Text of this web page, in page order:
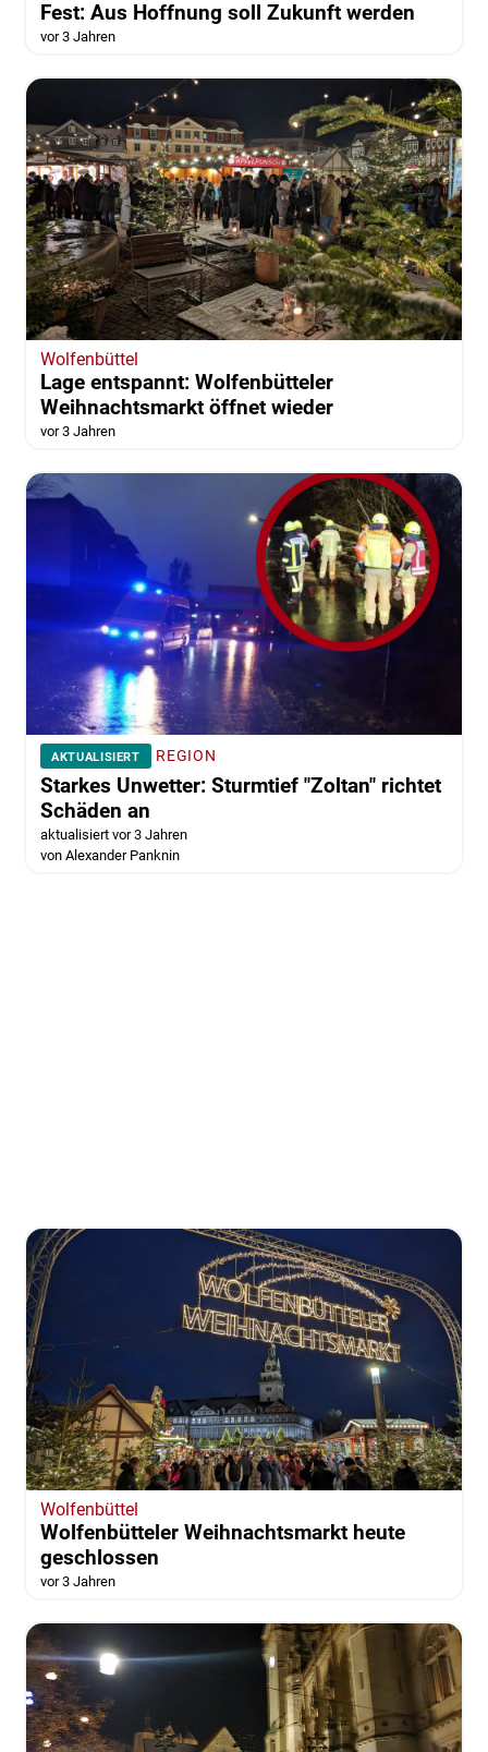
Fest: Aus Hoffnung soll Zukunft werden
vor 3 Jahren
Wolfenbüttel
Lage entspannt: Wolfenbütteler
Weihnachtsmarkt öffnet wieder
vor 3 Jahren
AKTUALISIERT REGION
Starkes Unwetter: Sturmtief "Zoltan" richtet
Schäden an
aktualisiert vor 3 Jahren
von Alexander Panknin
Wolfenbüttel
Wolfenbütteler Weihnachtsmarkt heute
geschlossen
vor 3 Jahren